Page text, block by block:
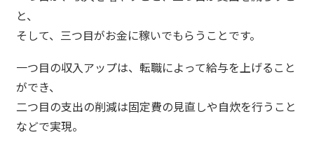
と、
そして、三つ目がお金に稼いでもらうことです。
一つ目の収入アップは、転職によって給与を上げること
ができ、
二つ目の支出の削減は固定費の見直しや自炊を行うこと
などで実現。